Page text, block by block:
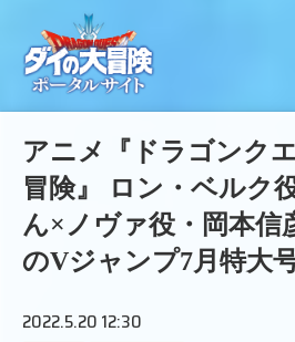
アニメ『ドラゴンク
冒険』 ロン・ベルク
ん×ノヴァ役・岡本信
のVジャンプ7月特大
2022.5.20 12:30